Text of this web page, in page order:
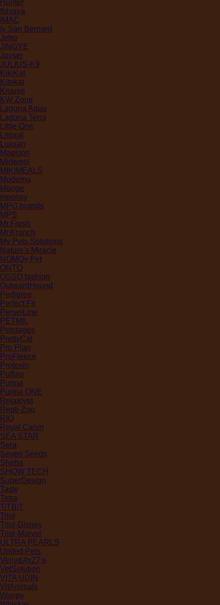
Hunter
Ibiyaya
IMAC
Iv San Bernard
Jebo
JINGYE
Joyser
JULIUS-K9
KikiKat
Kitekat
Kruuse
KW Zone
Laguna Aqua
Laguna Terra
Little One
Littoral
Luxsan
Maelson
Midwest
MIKIMEALS
Moderna
Monge
moonsy
MPG brands
MPS
Mr.Fresh
Mr.Kranch
My Pets Solutions
Nature's Miracle
NOMOy Pet
ONTO
OSSO fashion
OutwardHound
Pedigree
Perfect Fit
PerseiLine
PETMIL
Petstages
PrettyCat
Pro Plan
ProFleece
Protexin
Puffins
Purina
Purina ONE
Relaxivet
Repti-Zoo
RIO
Royal Canin
SEA STAR
Sera
Seven Seeds
Sheba
SHOW TECH
SuperDesign
Tasty
Tetra
TiTBiT
Triol
Triol-Disney
Triol-Marvel
ULTRA PEARLS
United Pets
Veny&#x27;s
VetSolution
VITA UDIN
VitAnimals
Wanpy